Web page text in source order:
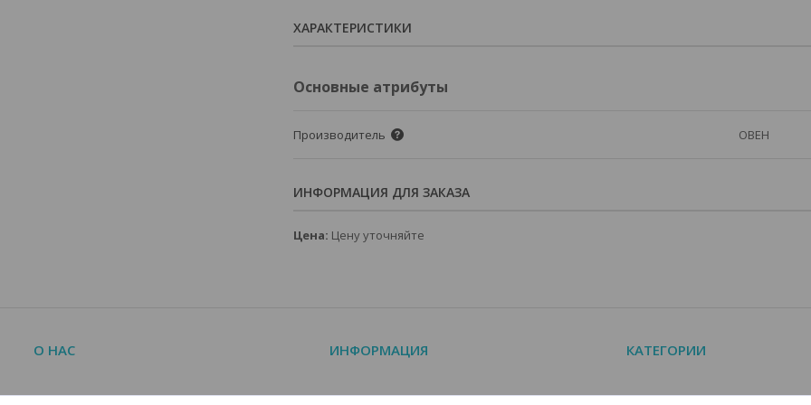
ХАРАКТЕРИСТИКИ
Основные атрибуты
Производитель ОВЕН
ИНФОРМАЦИЯ ДЛЯ ЗАКАЗА
Цена: Цену уточняйте
О НАС
О компании
ИНФОРМАЦИЯ
Краткий каталог
КАТЕГОРИИ
КИПиА EKF